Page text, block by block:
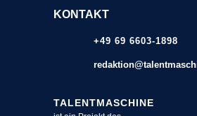
KONTAKT
+49 69 6603-1898
TALENTMASCHINE